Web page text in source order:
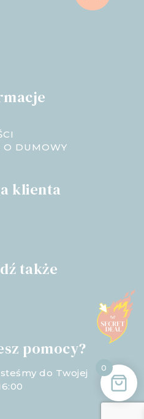
O DUMOWY
klienta
także
pomocy?
do Twojej
0